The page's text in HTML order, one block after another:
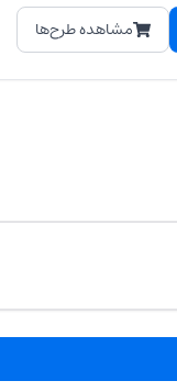
مشاهده طرح‌ها